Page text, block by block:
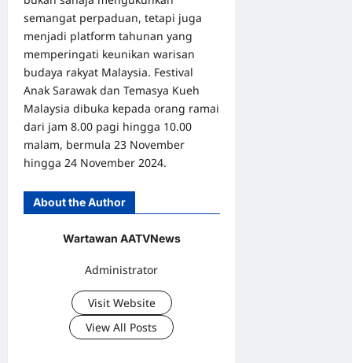
semangat perpaduan, tetapi juga
menjadi platform tahunan yang
memperingati keunikan warisan
budaya rakyat Malaysia. Festival
Anak Sarawak dan Temasya Kueh
Malaysia dibuka kepada orang ramai
dari jam 8.00 pagi hingga 10.00
malam, bermula 23 November
hingga 24 November 2024.
About the Author
Wartawan AATVNews
Administrator
Visit Website
View All Posts